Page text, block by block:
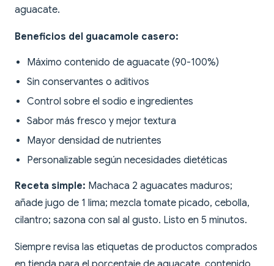
aguacate.
Beneficios del guacamole casero:
Máximo contenido de aguacate (90-100%)
Sin conservantes o aditivos
Control sobre el sodio e ingredientes
Sabor más fresco y mejor textura
Mayor densidad de nutrientes
Personalizable según necesidades dietéticas
Receta simple: Machaca 2 aguacates maduros;
añade jugo de 1 lima; mezcla tomate picado, cebolla,
cilantro; sazona con sal al gusto. Listo en 5 minutos.
Siempre revisa las etiquetas de productos comprados